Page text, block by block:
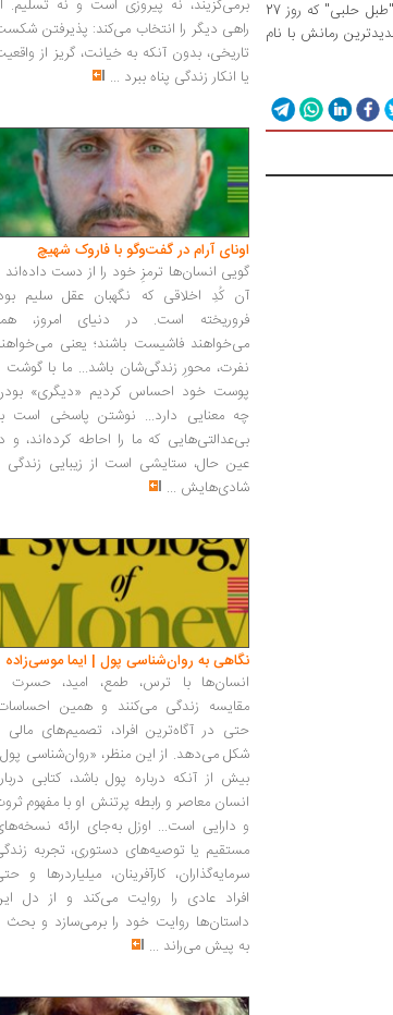
به گزارش ایسنا به نقل از خبرگزاری پرنسا لاتینا، نویسنده‌ی رمان "طبل حلبی" که روز 27
رمانش با ‌نام
برمی‌گزیند، نه پیروزی است و نه تسلیم.
راهی دیگر را انتخاب می‌کند: پذیرفتن
تاریخی، بدون آنکه به خیانت، گریز از
یا انکار زندگی پناه ببرد ...
اونای آرام در گفت‌وگو با فاروک شهیچ‭
گویی انسان‌ها ترمزِ خود را از دست داده‌اند
آن کُدِ اخلاقی که نگهبان عقل سلیم
فروریخته است. در دنیای امروز،
می‌خواهند فاشیست باشند؛ یعنی
نفرت، محورِ زندگی‌شان باشد... ما با گوشت
پوست خود احساس کردیم «دیگری»
چه معنایی دارد... نوشتن پاسخی است
بی‌عدالتی‌هایی که ما را احاطه کرده‌اند، و
عین حال، ستایشی است از زیبایی زندگی
شادی‌هایش ...
نگاهی به روان‌شناسی پول | ایما موسی‌زاده
انسان‌ها با ترس، طمع، امید، حسرت
مقایسه زندگی می‌کنند و همین
حتی در آگاه‌ترین افراد، تصمیم‌های مالی
شکل می‌دهد. از این منظر، «روان‌شناسی
بیش از آنکه درباره پول باشد، کتابی
انسان معاصر و رابطه پرتنش او با مفهوم
و دارایی است... اوزل به‌جای ارائه
مستقیم یا توصیه‌های دستوری، تجربه
سرمایه‌گذاران، کارآفرینان، میلیاردرها و
افراد عادی را روایت می‌کند و از دل
داستان‌ها روایت خود را برمی‌سازد و بحث
به پیش می‌راند ...